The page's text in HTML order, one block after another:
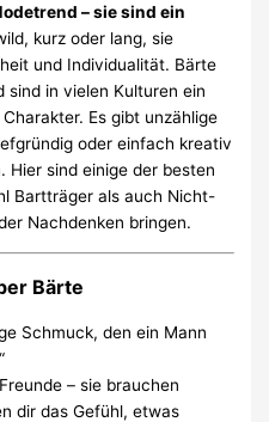
– sie sind ein
kurz oder lang, sie
und Individualität. Bärte
sind in vielen Kulturen ein
Es gibt unzählige
oder einfach kreativ
Hier sind einige der besten
Bartträger als auch Nicht-
Nachdenken bringen.
Bärte
Schmuck, den ein Mann
– sie brauchen
dir das Gefühl, etwas